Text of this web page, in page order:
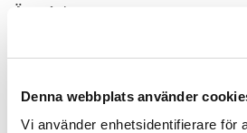
Denna webbplats använder
Vi använder enhetsidentifierare för
Ärende*
Råttproblem i avlopp*